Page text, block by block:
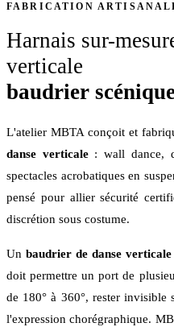
FABRICATION
Harnais sur-
verticale
baudrier
L'atelier MBTA conçoit et
danse verticale : wall dance,
spectacles acrobatiques en
pensé pour allier sécurité
discrétion sous costume.
Un baudrier de danse verticale
doit permettre un port de
de 180° à 360°, rester invisible
l'expression chorégraphique.